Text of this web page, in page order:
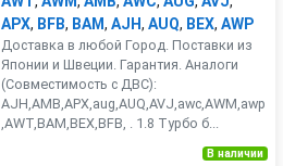
APX, BFB, BAM, AJH, AUQ, BEX, AWP
Доставка в любой Город. Поставки из
Японии и Швеции. Гарантия. Аналоги
(Совместимость с ДВС):
AJH,AMB,APX,aug,AUQ,AVJ,awc,AWM,awp
,AWT,BAM,BEX,BFB, . 1.8 Турбо б...
В наличии